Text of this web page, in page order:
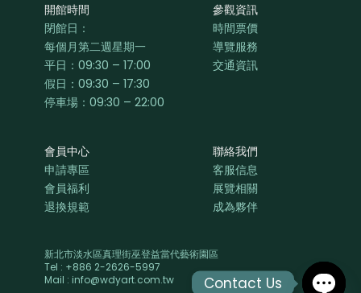
開館時間
閉館日：
每個月第二週星期一
平日： 09:30 – 17:00
假日：09:30 – 17:30
停車場：09:30 – 22:00
參觀資訊
時間票價
導覽服務
交通資訊
會員中心
申請專區
會員福利
退換規範
聯絡我們
客服信息
展覽相關
成為夥伴
新北市淡水區真理街巫登益當代藝術園區
Tel : +886 2-2626-5997
Mail : info@wdyart.com.tw
Contact Us